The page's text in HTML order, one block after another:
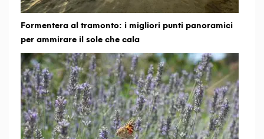
Formentera al tramonto: i migliori punti panoramici
per ammirare il sole che cala